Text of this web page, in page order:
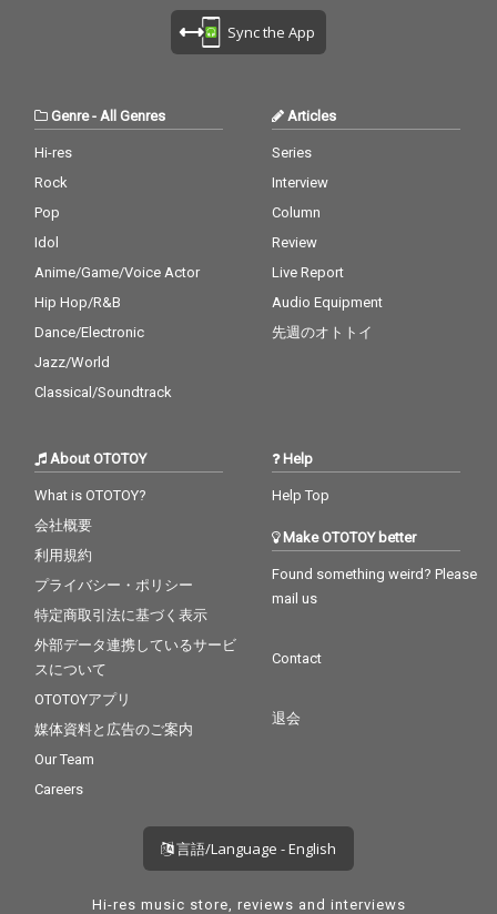
Sync the App
Genre- All Genres
Hi-res
Rock
Pop
Idol
Anime/Game/Voice Actor
Hip Hop/R&B
Dance/Electronic
Jazz/World
Classical/Soundtrack
Articles
Series
Interview
Column
Review
Live Report
Audio Equipment
先週のオトトイ
About OTOTOY
What is OTOTOY?
会社概要
利用規約
プライバシー・ポリシー
特定商取引法に基づく表示
外部データ連携しているサービ
スについて
OTOTOYアプリ
媒体資料と広告のご案内
Our Team
Careers
Help
Help Top
Make OTOTOY better
Found something weird? Please
mail us
Contact
退会
言語/Language - English
Hi-res music store, reviews and interviews